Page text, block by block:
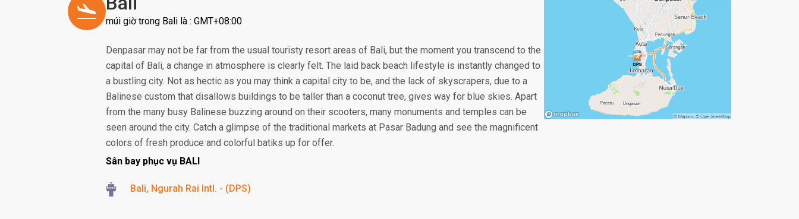
múi giờ trong Bali là : GMT+08:00
Denpasar may not be far from the usual touristy resort areas of Bali, but the moment you transcend to the
capital of Bali, a change in atmosphere is clearly felt. The laid back beach lifestyle is instantly changed to
a bustling city. Not as hectic as you may think a capital city to be, and the lack of skyscrapers, due to a
Balinese custom that disallows buildings to be taller than a coconut tree, gives way for blue skies. Apart
from the many busy Balinese buzzing around on their scooters, many monuments and temples can be
seen around the city. Catch a glimpse of the traditional markets at Pasar Badung and see the magnificent
colors of fresh produce and colorful batiks up for offer.
Sân bay phục vụ BALI
Bali, Ngurah Rai Intl. - (DPS)